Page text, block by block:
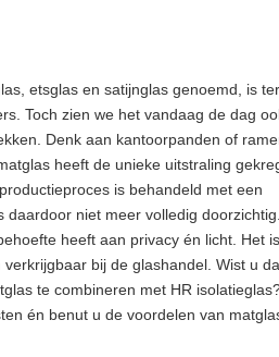
etsglas en satijnglas genoemd, is
Toch zien we het vandaag de dag
Denk aan kantoorpanden of
heeft de unieke uitstraling
is behandeld met een
daardoor niet meer volledig
heeft aan privacy én licht. Het
bij de glashandel. Wist u
te combineren met HR
én benut u de voordelen van